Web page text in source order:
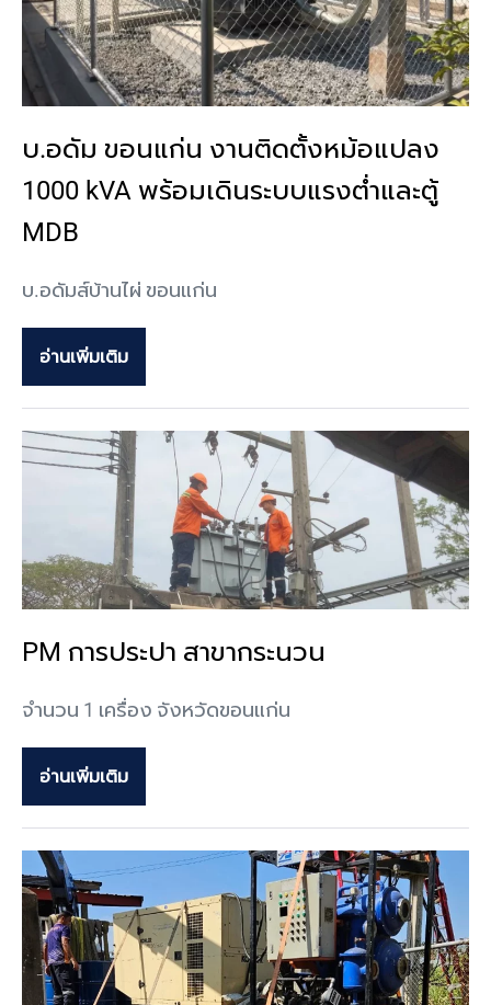
บ.อดัม ขอนแก่น งานติดตั้งหม้อแปลง
1000 kVA พร้อมเดินระบบแรงต่ำและตู้
MDB
บ.อดัมส์บ้านไผ่ ขอนแก่น
อ่านเพิ่มเติม
PM การประปา สาขากระนวน
จำนวน 1 เครื่อง จังหวัดขอนแก่น
อ่านเพิ่มเติม